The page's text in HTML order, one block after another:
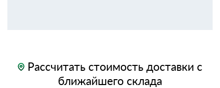
Рассчитать стоимость доставки с
ближайшего склада